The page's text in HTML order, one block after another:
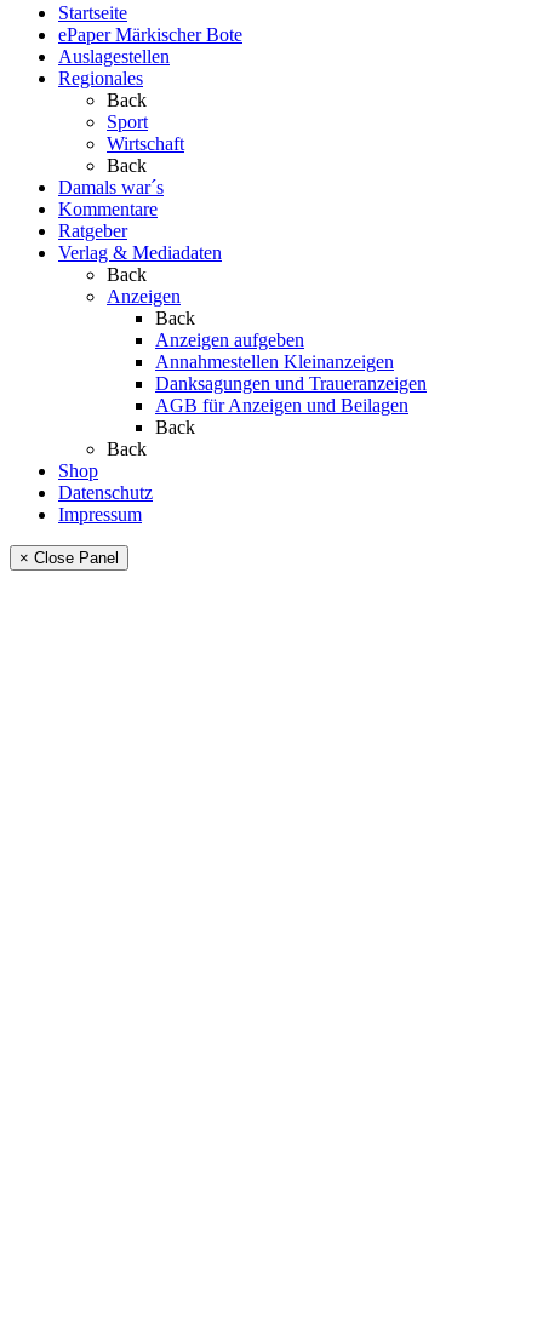
Startseite
ePaper Märkischer Bote
Auslagestellen
Regionales
Back
Sport
Wirtschaft
Back
Damals war´s
Kommentare
Ratgeber
Verlag & Mediadaten
Back
Anzeigen
Back
Anzeigen aufgeben
Annahmestellen Kleinanzeigen
Danksagungen und Traueranzeigen
AGB für Anzeigen und Beilagen
Back
Back
Shop
Datenschutz
Impressum
× Close Panel